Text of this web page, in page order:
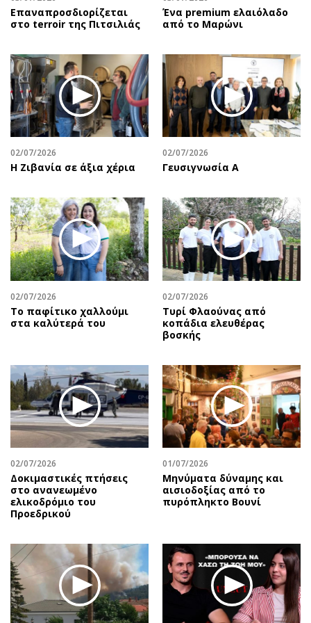
Επαναπροσδιορίζεται
στο terroir της Πιτσιλιάς
Ένα premium ελαιόλαδο
από το Μαρώνι
02/07/2026
Η Ζιβανία σε άξια χέρια
02/07/2026
Γευσιγνωσία Α
02/07/2026
Το παφίτικο χαλλούμι
στα καλύτερά του
02/07/2026
Τυρί Φλαούνας από
κοπάδια ελευθέρας
βοσκής
02/07/2026
Δοκιμαστικές πτήσεις
στο ανανεωμένο
ελικοδρόμιο του
Προεδρικού
01/07/2026
Μηνύματα δύναμης και
αισιοδοξίας από το
πυρόπληκτο Βουνί